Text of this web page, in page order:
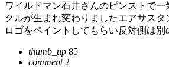
ワイルドマン石井さんのピンストで
クルが生まれ変わりましたエアサスタ
ロゴをペイントしてもらい反対側は別
thumb_up 85
comment2